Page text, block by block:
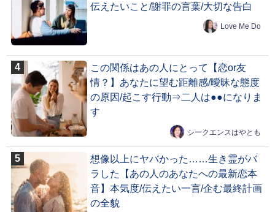
伝えたいこと/謝罪の言葉/大切な告白
Love Me Do
この関係はあの人にとって【恋or友
情？】あなたに望む距離感/曖昧な態度
の原因/起こす行動⇒二人は●●になりま
す
シークエンスはやとも
想像以上にヤバかった……生き霊がバ
ラした【あの人のあなたへの最新恋本
音】本気度/伝えたい一言/企む最終計画
の全貌